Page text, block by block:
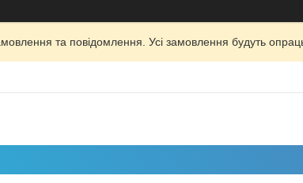
та повідомлення. Усі замовлення будуть